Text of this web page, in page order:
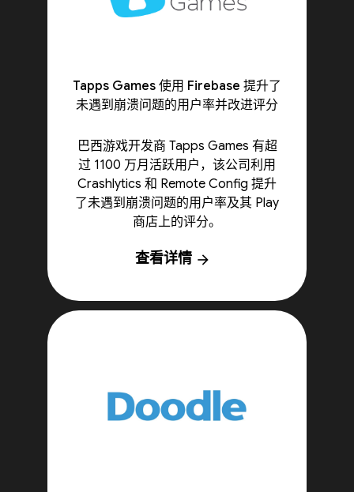
Tapps Games 使用 Firebase 提升了
未遇到崩溃问题的用户率并改进评分
巴西游戏开发商 Tapps Games 有超
过 1100 万月活跃用户，该公司利用
Crashlytics 和 Remote Config 提升
了未遇到崩溃问题的用户率及其 Play
商店上的评分。
查看详情 arrow_forward